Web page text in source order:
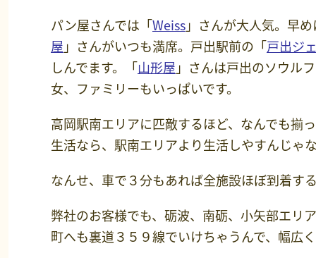
パン屋さんでは「Weiss」さんが大人気。早
屋 」さんがいつも満席。戸出駅前の「戸出ジ
しんでます。「山形屋 」さんは戸出のソウル
女、ファミリーもいっぱいです。
高岡駅南エリアに匹敵するほど、なんでも揃
生活なら、駅南エリアより生活しやすんじゃ
なんせ、車で３分もあれば全施設ほぼ到着す
弊社のお客様でも、砺波、南砺、小矢部エリ
町へも裏道３５９線でいけちゃうんで、幅広